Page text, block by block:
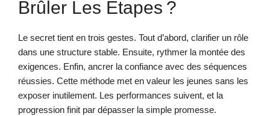
Brûler Les Étapes ?
Le secret tient en trois gestes. Tout d’abord, clarifier un rôle
dans une structure stable. Ensuite, rythmer la montée des
exigences. Enfin, ancrer la confiance avec des séquences
réussies. Cette méthode met en valeur les jeunes sans les
exposer inutilement. Les performances suivent, et la
progression finit par dépasser la simple promesse.